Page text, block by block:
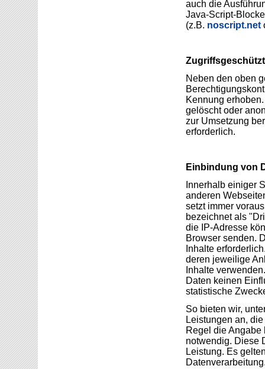
auch die
Java-Script-
(z.B. noscript.net
Neben den oben
Kennung
gelöscht oder
zur Umsetzung
erforderlich.
Einbindung von
Innerhalb einiger
anderen
setzt immer
bezeichnet als
die IP-Adresse
Browser senden.
Inhalte
deren jeweilige
Inhalte
Daten keinen
statistische
So bieten wir,
Leistungen an,
Regel die Angabe
notwendig. Diese
Leistung. Es